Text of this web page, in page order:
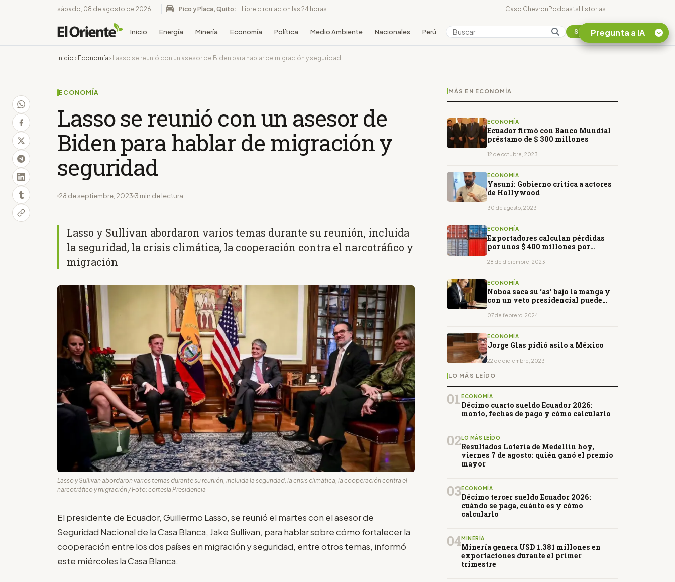
sábado, 08 de agosto de 2026 Pico y Placa, Quito: Libre circulacion las 24 horas Caso ChevronPodcastsHistorias
Inicio Energía Minería Economía Política Medio Ambiente Nacionales Perú Colombia Suscribirse
Inicio › Economía › Lasso se reunió con un asesor de Biden para hablar de migración y seguridad
ECONOMÍA
Lasso se reunió con un asesor de
Biden para hablar de migración y
seguridad
28 de septiembre, 2023 3 min de lectura
Lasso y Sullivan abordaron varios temas durante su reunión, incluida
la seguridad, la crisis climática, la cooperación contra el narcotráfico y
migración
Lasso y Sullivan abordaron varios temas durante su reunión, incluida la seguridad, la crisis climática, la cooperación contra el
narcotráfico y migración / Foto: cortesía Presidencia
El presidente de Ecuador, Guillermo Lasso, se reunió el martes con el asesor de
Seguridad Nacional de la Casa Blanca, Jake Sullivan, para hablar sobre cómo fortalecer la
cooperación entre los dos países en migración y seguridad, entre otros temas, informó
este miércoles la Casa Blanca.
MÁS EN ECONOMÍA
ECONOMÍA
Ecuador firmó con Banco Mundial
préstamo de $ 300 millones
12 de octubre, 2023
ECONOMÍA
Yasuní: Gobierno critica a actores
de Hollywood
30 de agosto, 2023
ECONOMÍA
Exportadores calculan pérdidas
por unos $ 400 millones por
28 de diciembre, 2023
ECONOMÍA
Noboa saca su ‘as’ bajo la manga y
con un veto presidencial puede
07 de febrero, 2024
ECONOMÍA
Jorge Glas pidió asilo a México
22 de diciembre, 2023
LO MÁS LEÍDO
01 ECONOMÍA
Décimo cuarto sueldo Ecuador 2026:
monto, fechas de pago y cómo calcularlo
02 LO MÁS LEÍDO
Resultados Lotería de Medellín hoy,
viernes 7 de agosto: quién ganó el premio
mayor
03ECONOMÍA
Décimo tercer sueldo Ecuador 2026:
cuándo se paga, cuánto es y cómo
calcularlo
04MINERÍA
Minería genera USD 1.381 millones en
exportaciones durante el primer
trimestre
Pregunta a IA